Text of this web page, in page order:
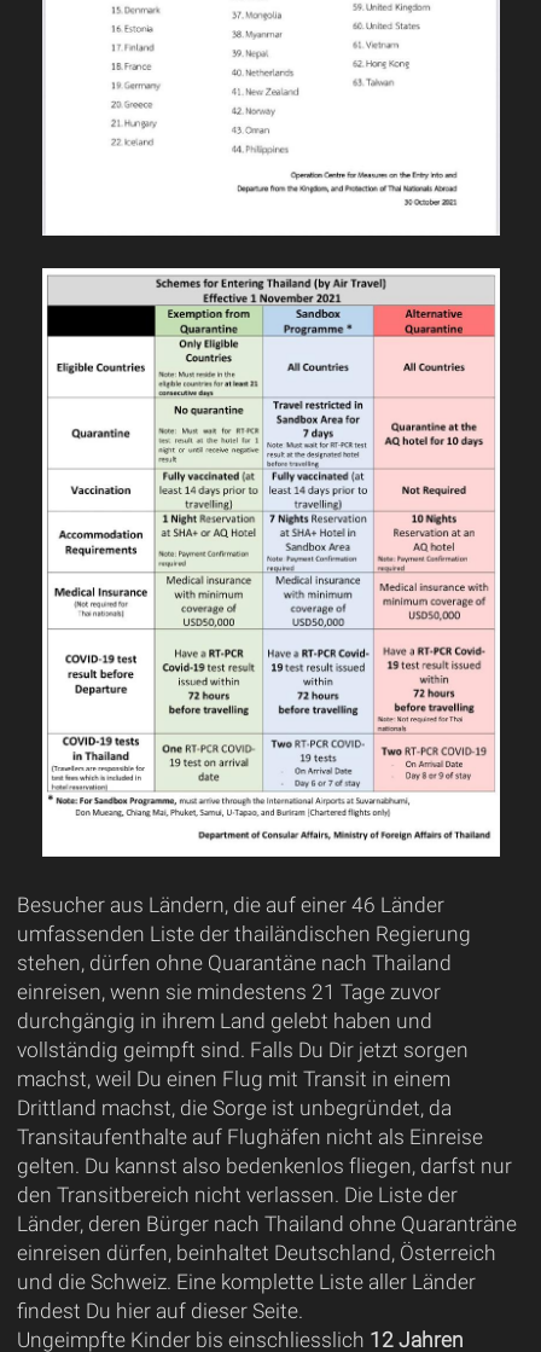
Besucher aus Ländern, die auf einer 46 Länder
umfassenden Liste der thailändischen Regierung
stehen, dürfen ohne Quarantäne nach Thailand
einreisen, wenn sie mindestens 21 Tage zuvor
durchgängig in ihrem Land gelebt haben und
vollständig geimpft sind. Falls Du Dir jetzt sorgen
machst, weil Du einen Flug mit Transit in einem
Drittland machst, die Sorge ist unbegründet, da
Transitaufenthalte auf Flughäfen nicht als Einreise
gelten. Du kannst also bedenkenlos fliegen, darfst nur
den Transitbereich nicht verlassen. Die Liste der
Länder, deren Bürger nach Thailand ohne Quaranträne
einreisen dürfen, beinhaltet Deutschland, Österreich
und die Schweiz. Eine komplette Liste aller Länder
findest Du hier auf dieser Seite.
Ungeimpfte Kinder bis einschliesslich 12 Jahren